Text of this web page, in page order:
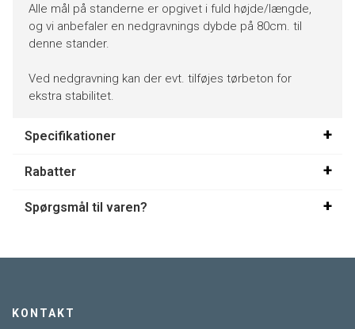
Alle mål på standerne er opgivet i fuld højde/længde,
og vi anbefaler en nedgravnings dybde på 80cm. til
denne stander.
Ved nedgravning kan der evt. tilføjes tørbeton for
ekstra stabilitet.
Specifikationer
Rabatter
Spørgsmål til varen?
KONTAKT